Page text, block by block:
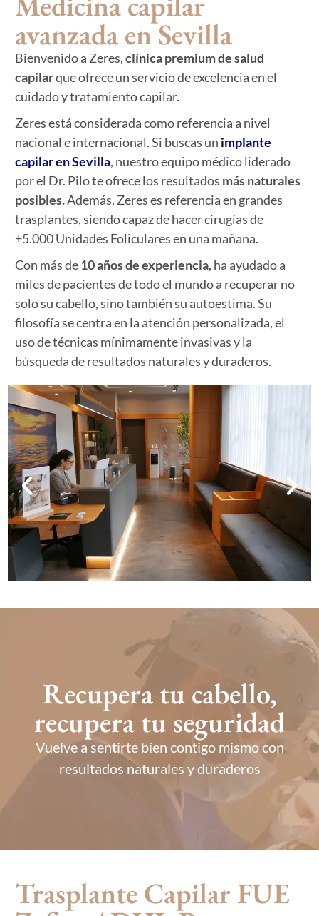
avanzada en Sevilla
Bienvenido a Zeres,clínica premium desalud
capilarque ofrece un servicio de excelencia en el
cuidado y tratamiento capilar.
Zeres está considerada como referencia a nivel
nacional e internacional. Si buscas un implante
capilar en Sevilla, nuestro equipo médico liderado
por el Dr. Pilo te ofrece los resultados más naturales
posibles.Además, Zeres es referencia en grandes
trasplantes, siendo capaz de hacer cirugías de
+5.000 Unidades Foliculares en una mañana.
Con más de10años de experiencia, ha ayudado a
miles de pacientes de todo el mundo a recuperar no
solo su cabello, sino también su autoestima. Su
filosofía se centra en la atención personalizada, el
uso de técnicas mínimamente invasivas y la
búsqueda de resultados naturales y duraderos.
Recupera tu cabello,
recupera tu seguridad
Vuelve a sentirte bien contigo mismo con
resultados naturales y duraderos
Trasplante Capilar FUE